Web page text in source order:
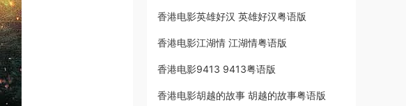
香港电影英雄好汉 英雄好汉粤语版
香港电影江湖情 江湖情粤语版
香港电影9413 9413粤语版
香港电影胡越的故事 胡越的故事粤语版